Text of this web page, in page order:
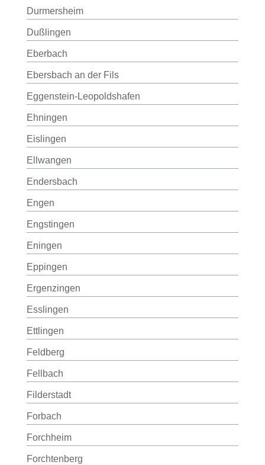
Durmersheim
Dußlingen
Eberbach
Ebersbach an der Fils
Eggenstein-Leopoldshafen
Ehningen
Eislingen
Ellwangen
Endersbach
Engen
Engstingen
Eningen
Eppingen
Ergenzingen
Esslingen
Ettlingen
Feldberg
Fellbach
Filderstadt
Forbach
Forchheim
Forchtenberg